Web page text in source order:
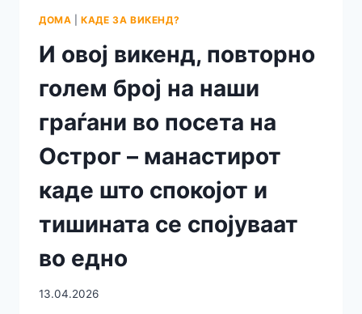
ДОМА |КАДЕ ЗА ВИКЕНД?
И овој викенд, повторно
голем број на наши
граѓани во посета на
Острог – манастирот
каде што спокојот и
тишината се спојуваат
во едно
13.04.2026